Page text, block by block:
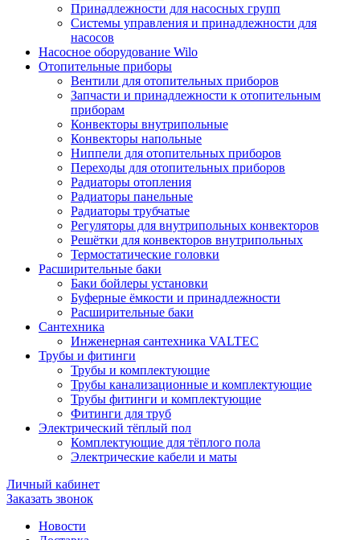
Принадлежности для насосных групп
Системы управления и принадлежности для
насосов
Насосное оборудование Wilo
Отопительные приборы
Вентили для отопительных приборов
Запчасти и принадлежности к отопительным
приборам
Конвекторы внутрипольные
Конвекторы напольные
Ниппели для отопительных приборов
Переходы для отопительных приборов
Радиаторы отопления
Радиаторы панельные
Радиаторы трубчатые
Регуляторы для внутрипольных конвекторов
Решётки для конвекторов внутрипольных
Термостатические головки
Расширительные баки
Баки бойлеры установки
Буферные ёмкости и принадлежности
Расширительные баки
Сантехника
Инженерная сантехника VALTEC
Трубы и фитинги
Трубы и комплектующие
Трубы канализационные и комплектующие
Трубы фитинги и комплектующие
Фитинги для труб
Электрический тёплый пол
Комплектующие для тёплого пола
Электрические кабели и маты
Личный кабинет
Заказать звонок
Новости